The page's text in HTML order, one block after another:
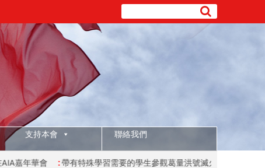
支持本會 聯絡我們
帶有特殊學習需要的學生參觀葛量洪號滅火輪展覽館 :為展翔學會的兒